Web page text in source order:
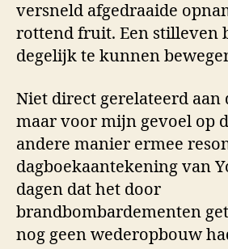
versneld afgedraaide
rottend fruit. Een stilleven
degelijk te kunnen
Niet direct gerelateerd aan
maar voor mijn gevoel op
andere manier ermee
dagboekaantekening van
dagen dat het door
brandbombardementen
nog geen wederopbouw